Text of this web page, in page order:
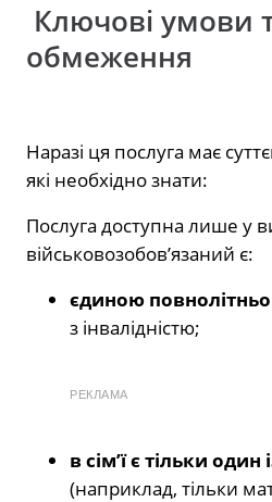
Ключові умови
обмеження
Наразі ця послуга має
які необхідно знати:
Послуга доступна лише у
військовозобов’язаний є:
єдиною
з інвалідністю;
РЕКЛАМА
в сім’ї є тільки один
(наприклад, тільки